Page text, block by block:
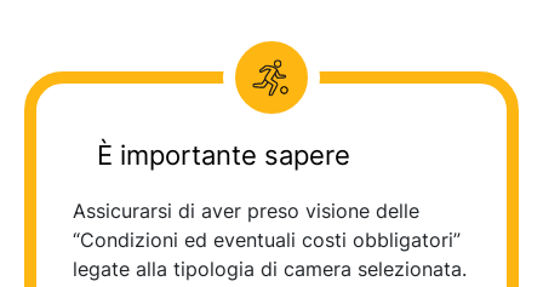
È importante sapere
Assicurarsi di aver preso visione delle
“Condizioni ed eventuali costi obbligatori”
legate alla tipologia di camera selezionata.